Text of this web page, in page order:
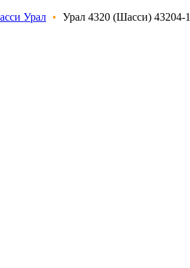
Урал • Урал 4320 (Шасси) 43204-